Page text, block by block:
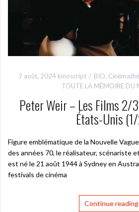
7 août, 2024 kinoscript BIO,
TOUTE LA MÉMOIRE DU
Peter Weir – Les Films 2/
États-Unis
Figure emblématique de la Nouvelle
des années 70, le réalisateur, scénariste
est né le 21 août 1944 à Sydney en
festivals de cinéma
Continue reading